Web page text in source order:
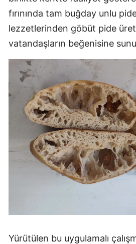
fırınında tam buğday unlu
lezzetlerinden göbüt pide
vatandaşların beğenisine
Yürütülen bu uygulamalı